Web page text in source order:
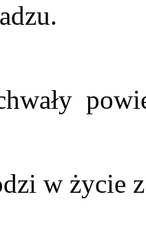
w życie